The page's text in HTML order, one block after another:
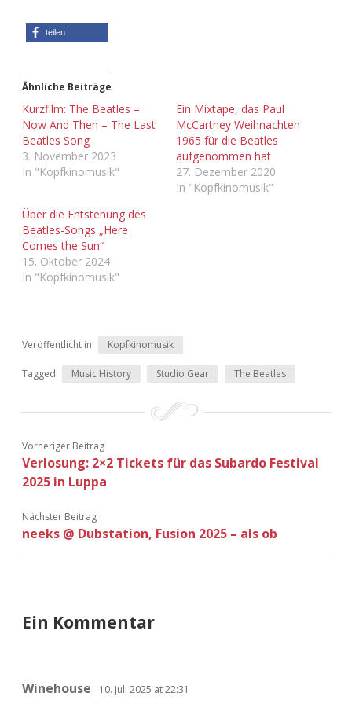
teilen
Ähnliche Beiträge
Kurzfilm: The Beatles –
Now And Then – The Last
Beatles Song
3. November 2023
In "Kopfkinomusik"
Ein Mixtape, das Paul
McCartney Weihnachten
1965 für die Beatles
aufgenommen hat
27. Dezember 2020
In "Kopfkinomusik"
Über die Entstehung des
Beatles-Songs „Here
Comes the Sun“
15. Oktober 2024
In "Kopfkinomusik"
Veröffentlicht in Kopfkinomusik
Tagged Music History Studio Gear The Beatles
Vorheriger Beitrag
Verlosung: 2×2 Tickets für das Subardo Festival
2025 in Luppa
Nächster Beitrag
neeks @ Dubstation, Fusion 2025 – als ob
Ein Kommentar
Winehouse 10. Juli 2025 at 22:31